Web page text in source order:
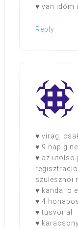
♥ van időm
Reply
♥ virag,
♥ 9 napig
♥ az utolso
szulesznoi
♥ kandallo
♥ 4
♥ tusvonal
♥